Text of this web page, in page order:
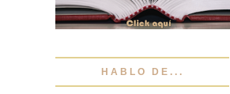
HABLO DE...